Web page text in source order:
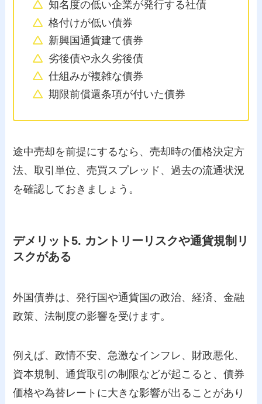
知名度の低い企業が発行する社債
格付けが低い債券
新興国通貨建て債券
劣後債や永久劣後債
仕組みが複雑な債券
期限前償還条項が付いた債券
途中売却を前提にするなら、売却時の価格決定方
法、取引単位、売買スプレッド、過去の流通状況
を確認しておきましょう。
デメリット5. カントリーリスクや通貨規制リ
スクがある
外国債券は、発行国や通貨国の政治、経済、金融
政策、法制度の影響を受けます。
例えば、政情不安、急激なインフレ、財政悪化、
資本規制、通貨取引の制限などが起こると、債券
価格や為替レートに大きな影響が出ることがあり